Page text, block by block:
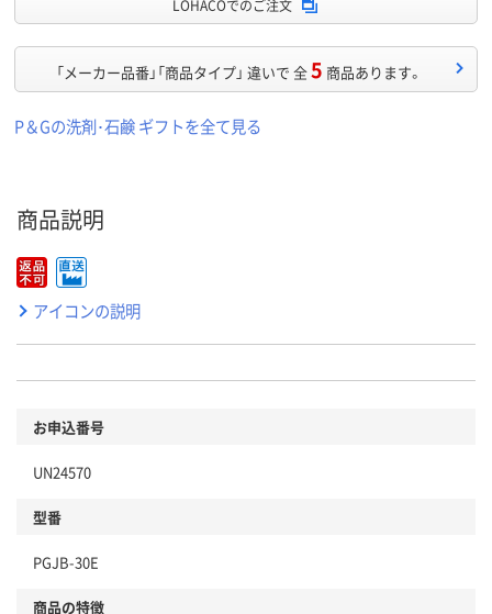
LOHACOでのご注文
「メーカー品番」「商品タイプ」 違いで 全5 商品あります。
P＆Gの洗剤･石鹸 ギフトを全て見る
商品説明
アイコンの説明
お申込番号
UN24570
型番
PGJB-30E
商品の特徴